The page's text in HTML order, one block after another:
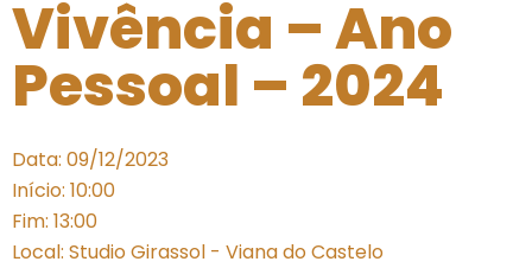
Vivência – Ano
Pessoal – 2024
Data: 09/12/2023
Início: 10:00
Fim: 13:00
Local: Studio Girassol - Viana do Castelo